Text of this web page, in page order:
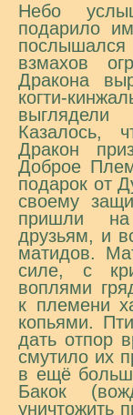
Небо
подарило
взмахов
Дракона
когти-
Казалось,
Дракон
Доброе
подарок от
своему
пришли
друзьям, и
матидов.
силе, с
воплями
к племени
копьями.
дать отпор
смутило их
в ещё
Бакок
уничтожить